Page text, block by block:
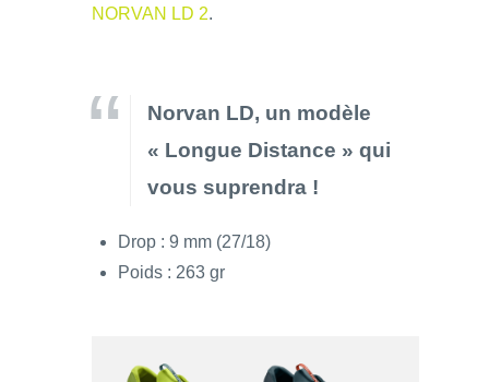
NORVAN LD 2.
Norvan LD, un modèle
« Longue Distance » qui
vous suprendra !
Drop : 9 mm (27/18)
Poids : 263 gr